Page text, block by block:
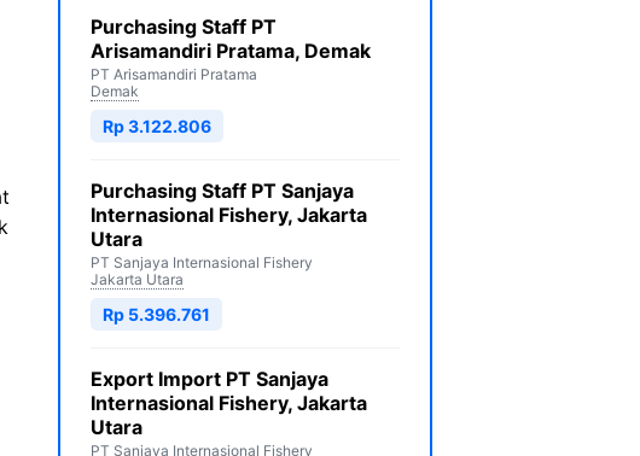
Purchasing Staff PT
Arisamandiri Pratama, Demak
PT Arisamandiri Pratama
Demak
Rp 3.122.806
Purchasing Staff PT Sanjaya
Internasional Fishery, Jakarta
Utara
PT Sanjaya Internasional Fishery
Jakarta Utara
Rp 5.396.761
Export Import PT Sanjaya
Internasional Fishery, Jakarta
Utara
PT Sanjaya Internasional Fishery